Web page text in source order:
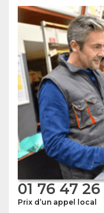
01 76 47
Prix d’un appel local